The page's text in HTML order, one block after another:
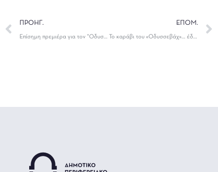
ΠΡΟΗΓ.
Επίσημη πρεμιέρα για τον "Οδυσσεβάχ" και παραστάσεις για το κοινό
ΕΠΟΜ.
Το καράβι του «Οδυσσεβάχ»… έδεσε στην Ιθαγδάτη